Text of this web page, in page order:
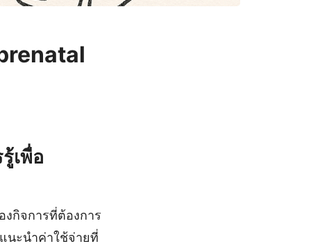
เพื่อ
กิจการที่ต้องการ
นะนำค่าใช้จ่ายที่